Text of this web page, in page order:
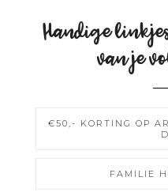
Handige
van je
€50,- KORTING OP
FAMILIE